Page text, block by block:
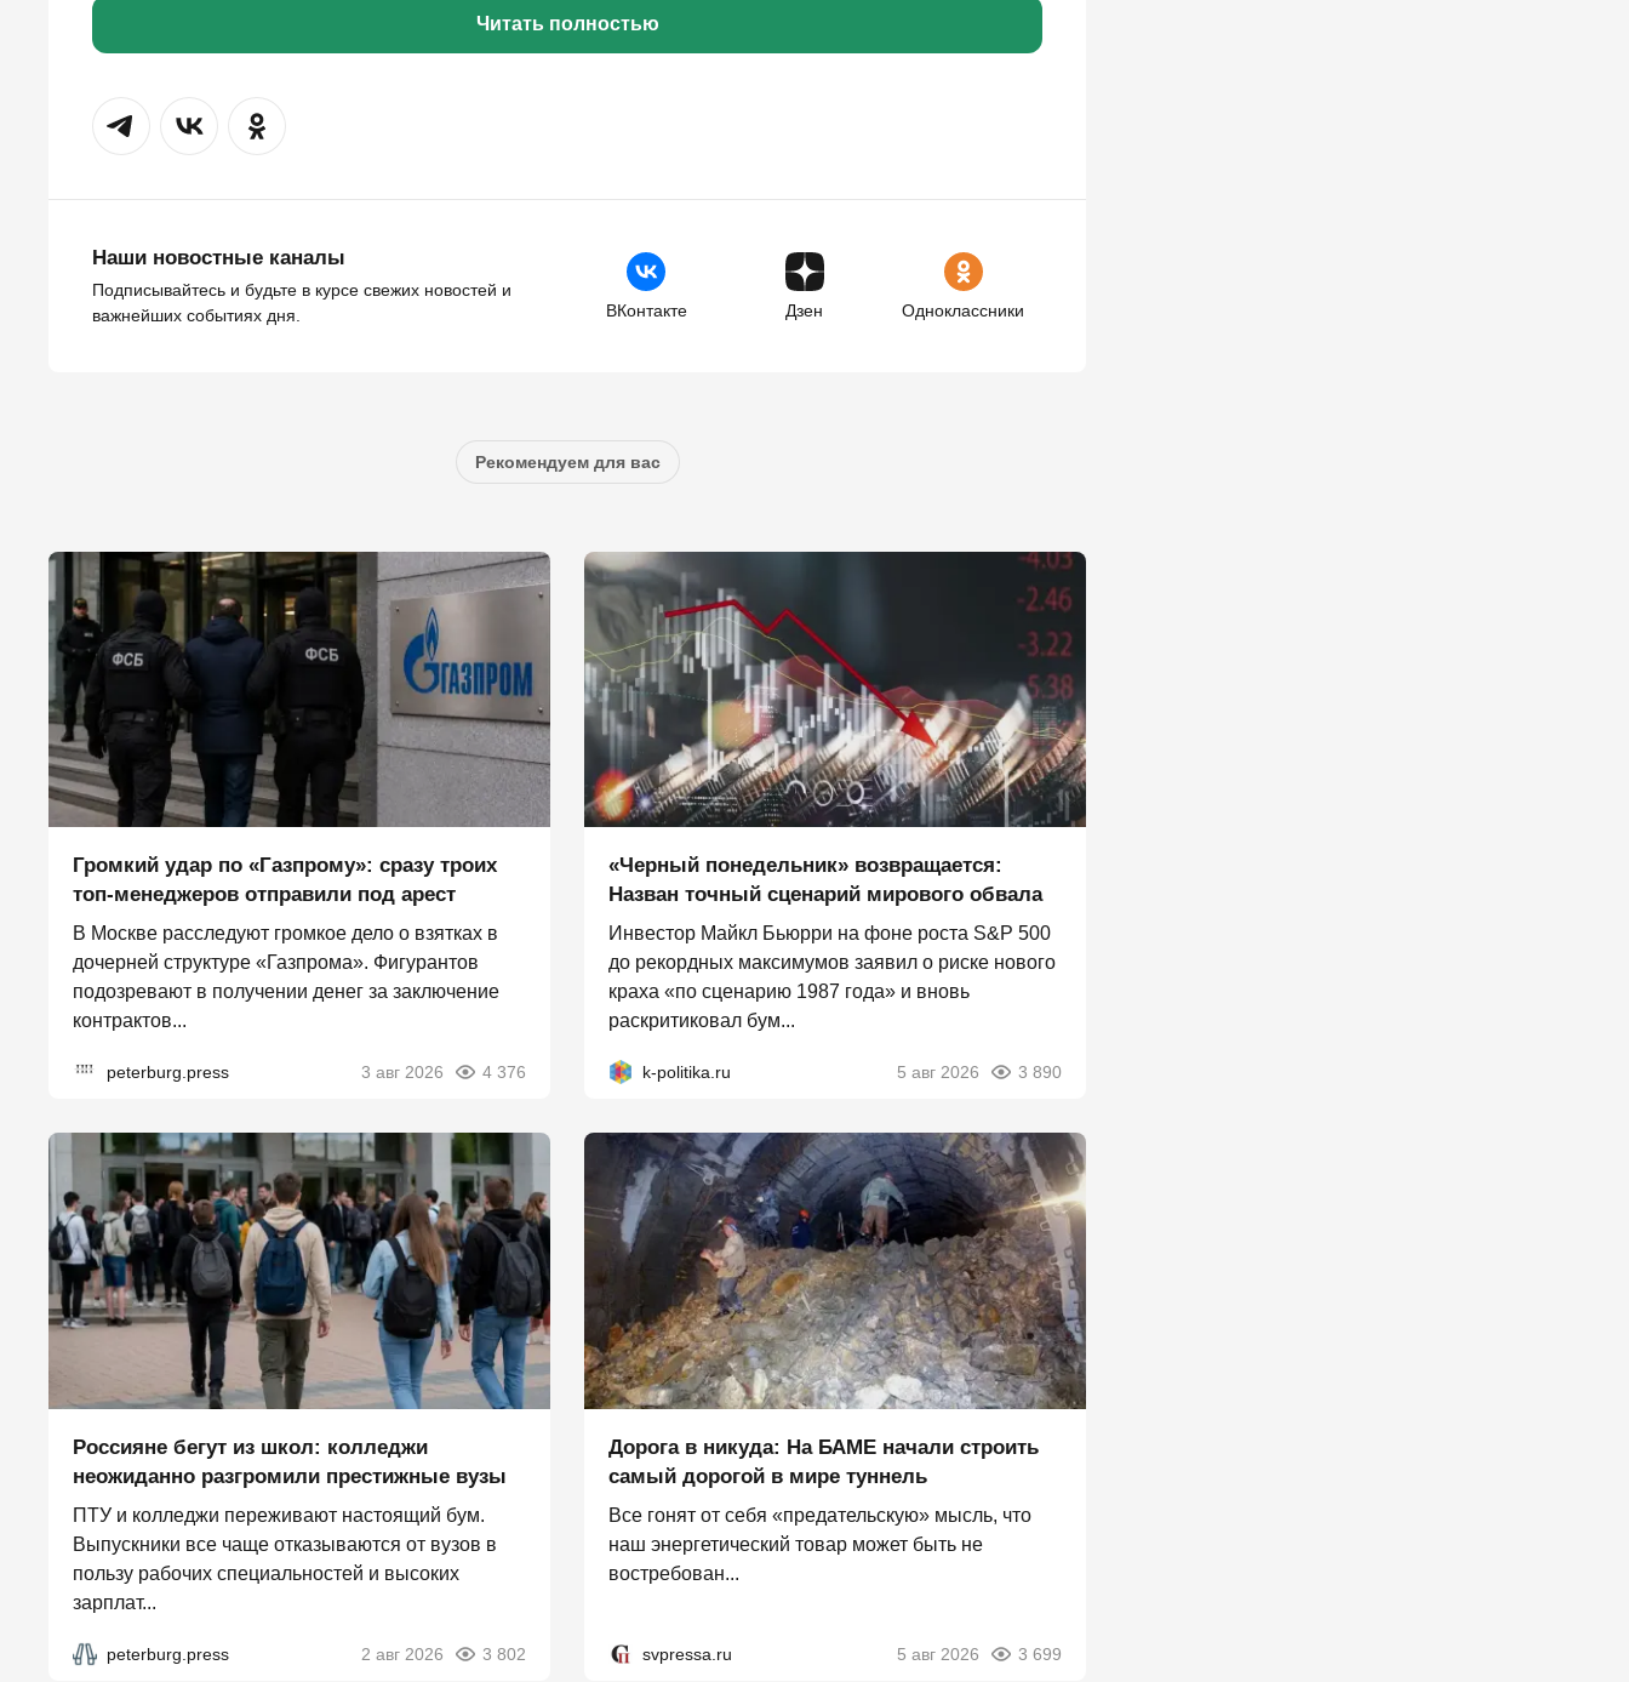
Читать полностью
Наши новостные каналы
Подписывайтесь и будьте в курсе свежих новостей и
важнейших событиях дня.
ВКонтакте Дзен Одноклассники
Рекомендуем для вас
Громкий удар по «Газпрому»: сразу троих
топ-менеджеров отправили под арест
В Москве расследуют громкое дело о взятках в
дочерней структуре «Газпрома». Фигурантов
подозревают в получении денег за заключение
контрактов...
peterburg.press 3 авг 2026 4 376
«Черный понедельник» возвращается:
Назван точный сценарий мирового обвала
Инвестор Майкл Бьюрри на фоне роста S&P 500
до рекордных максимумов заявил о риске нового
краха «по сценарию 1987 года» и вновь
раскритиковал бум...
k-politika.ru 5 авг 2026 3 890
Россияне бегут из школ: колледжи
неожиданно разгромили престижные вузы
ПТУ и колледжи переживают настоящий бум.
Выпускники все чаще отказываются от вузов в
пользу рабочих специальностей и высоких
зарплат...
peterburg.press 2 авг 2026 3 802
Дорога в никуда: На БАМЕ начали строить
самый дорогой в мире туннель
Все гонят от себя «предательскую» мысль, что
наш энергетический товар может быть не
востребован...
svpressa.ru 5 авг 2026 3 699